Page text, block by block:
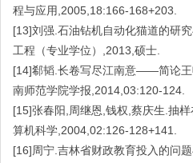
程与应用,2005,18:166-168+203.
[13]刘强.石油钻机自动化猫道的研
工程（专业学位）,2013,硕士.
[14]郗韬.长卷写尽江南意——简论王
南师范学院学报,2014,03:120-124.
[15]张春阳,周继恩,钱权,蔡庆生.抽
算机科学,2004,02:126-128+141.
[16]周宁.吉林省财政教育投入的问